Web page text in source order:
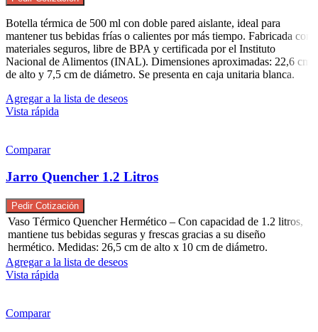
Botella térmica de 500 ml con doble pared aislante, ideal para
mantener tus bebidas frías o calientes por más tiempo. Fabricada con
materiales seguros, libre de BPA y certificada por el Instituto
Nacional de Alimentos (INAL). Dimensiones aproximadas: 22,6 cm
de alto y 7,5 cm de diámetro. Se presenta en caja unitaria blanca.
Agregar a la lista de deseos
Vista rápida
Comparar
Jarro Quencher 1.2 Litros
Pedir Cotización
Vaso Térmico Quencher Hermético – Con capacidad de 1.2 litros,
mantiene tus bebidas seguras y frescas gracias a su diseño
hermético. Medidas: 26,5 cm de alto x 10 cm de diámetro.
Agregar a la lista de deseos
Vista rápida
Comparar